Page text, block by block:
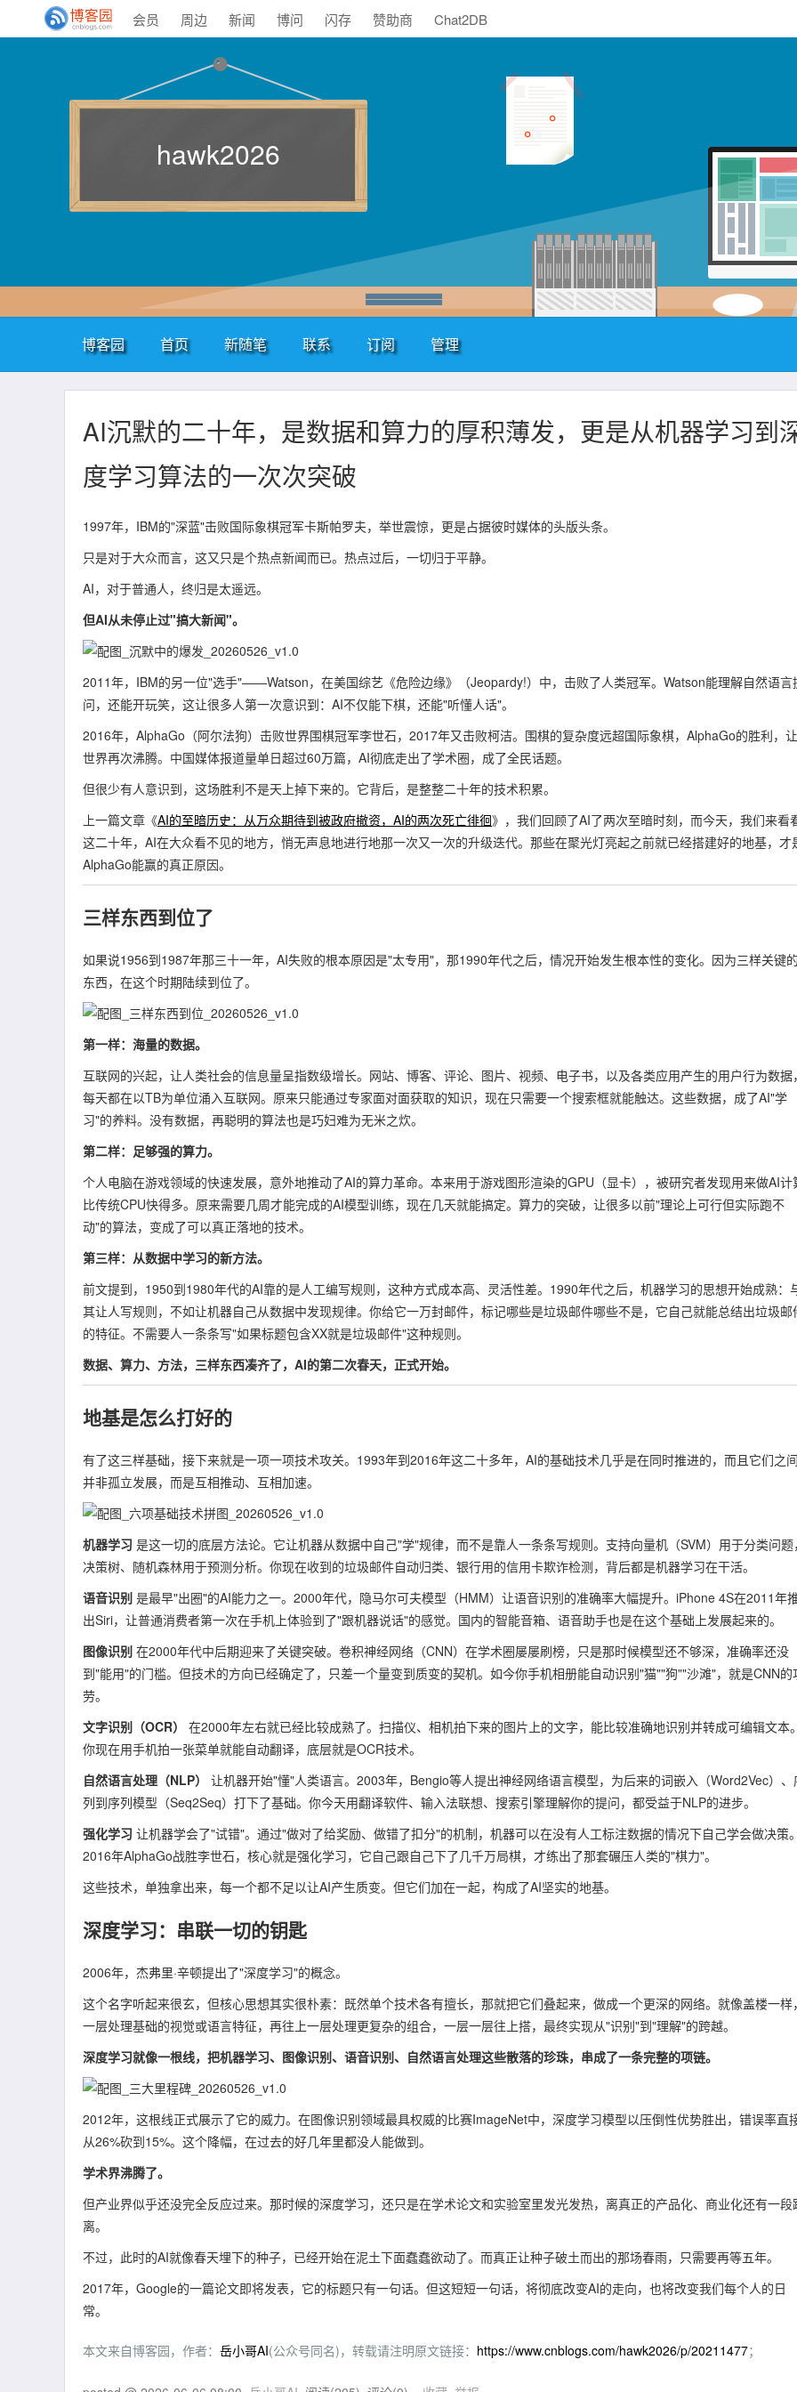
会员 周边 新闻 博问 闪存 赞助商 Chat2DB
hawk2026
博客园 首页 新随笔 联系 订阅 管理
AI沉默的二十年，是数据和算力的厚积薄发，更是从机器学习到
度学习算法的一次次突破
1997年，IBM的"深蓝"击败国际象棋冠军卡斯帕罗夫，举世震惊，更是占据彼时媒体的头版头条。
只是对于大众而言，这又只是个热点新闻而已。热点过后，一切归于平静。
AI，对于普通人，终归是太遥远。
但AI从未停止过"搞大新闻"。
2011年，IBM的另一位"选手"——Watson，在美国综艺《危险边缘》（Jeopardy!）中，击败了人类冠军。Watson能理解自然语言
问，还能开玩笑，这让很多人第一次意识到：AI不仅能下棋，还能"听懂人话"。
2016年，AlphaGo（阿尔法狗）击败世界围棋冠军李世石，2017年又击败柯洁。围棋的复杂度远超国际象棋，AlphaGo的胜利，
世界再次沸腾。中国媒体报道量单日超过60万篇，AI彻底走出了学术圈，成了全民话题。
但很少有人意识到，这场胜利不是天上掉下来的。它背后，是整整二十年的技术积累。
上一篇文章《AI的至暗历史：从万众期待到被政府撤资，AI的两次死亡徘徊》，我们回顾了AI了两次至暗时刻，而今天，我们来看
这二十年，AI在大众看不见的地方，悄无声息地进行地那一次又一次的升级迭代。那些在聚光灯亮起之前就已经搭建好的地基，才
AlphaGo能赢的真正原因。
三样东西到位了
如果说1956到1987年那三十一年，AI失败的根本原因是"太专用"，那1990年代之后，情况开始发生根本性的变化。因为三样关键的
东西，在这个时期陆续到位了。
第一样：海量的数据。
互联网的兴起，让人类社会的信息量呈指数级增长。网站、博客、评论、图片、视频、电子书，以及各类应用产生的用户行为数据，
每天都在以TB为单位涌入互联网。原来只能通过专家面对面获取的知识，现在只需要一个搜索框就能触达。这些数据，成了AI"学
习"的养料。没有数据，再聪明的算法也是巧妇难为无米之炊。
第二样：足够强的算力。
个人电脑在游戏领域的快速发展，意外地推动了AI的算力革命。本来用于游戏图形渲染的GPU（显卡），被研究者发现用来做AI计
比传统CPU快得多。原来需要几周才能完成的AI模型训练，现在几天就能搞定。算力的突破，让很多以前"理论上可行但实际跑不
动"的算法，变成了可以真正落地的技术。
第三样：从数据中学习的新方法。
前文提到，1950到1980年代的AI靠的是人工编写规则，这种方式成本高、灵活性差。1990年代之后，机器学习的思想开始成熟：
其让人写规则，不如让机器自己从数据中发现规律。你给它一万封邮件，标记哪些是垃圾邮件哪些不是，它自己就能总结出垃圾邮
的特征。不需要人一条条写"如果标题包含XX就是垃圾邮件"这种规则。
数据、算力、方法，三样东西凑齐了，AI的第二次春天，正式开始。
地基是怎么打好的
有了这三样基础，接下来就是一项一项技术攻关。1993年到2016年这二十多年，AI的基础技术几乎是在同时推进的，而且它们之间
并非孤立发展，而是互相推动、互相加速。
机器学习 是这一切的底层方法论。它让机器从数据中自己"学"规律，而不是靠人一条条写规则。支持向量机（SVM）用于分类问题，
决策树、随机森林用于预测分析。你现在收到的垃圾邮件自动归类、银行用的信用卡欺诈检测，背后都是机器学习在干活。
语音识别 是最早"出圈"的AI能力之一。2000年代，隐马尔可夫模型（HMM）让语音识别的准确率大幅提升。iPhone 4S在2011年
出Siri，让普通消费者第一次在手机上体验到了"跟机器说话"的感觉。国内的智能音箱、语音助手也是在这个基础上发展起来的。
图像识别 在2000年代中后期迎来了关键突破。卷积神经网络（CNN）在学术圈屡屡刷榜，只是那时候模型还不够深，准确率还没
到"能用"的门槛。但技术的方向已经确定了，只差一个量变到质变的契机。如今你手机相册能自动识别"猫""狗""沙滩"，就是CNN的
劳。
文字识别（OCR）
在2000年左右就已经比较成熟了。扫描仪、相机拍下来的图片上的文字，能比较准确地识别并转成可编辑文本。
你现在用手机拍一张菜单就能自动翻译，底层就是OCR技术。
自然语言处理（NLP）
让机器开始"懂"人类语言。2003年，Bengio等人提出神经网络语言模型，为后来的词嵌入（Word2Vec）、
列到序列模型（Seq2Seq）打下了基础。你今天用翻译软件、输入法联想、搜索引擎理解你的提问，都受益于NLP的进步。
强化学习 让机器学会了"试错"。通过"做对了给奖励、做错了扣分"的机制，机器可以在没有人工标注数据的情况下自己学会做决策。
2016年AlphaGo战胜李世石，核心就是强化学习，它自己跟自己下了几千万局棋，才练出了那套碾压人类的"棋力"。
这些技术，单独拿出来，每一个都不足以让AI产生质变。但它们加在一起，构成了AI坚实的地基。
深度学习：串联一切的钥匙
2006年，杰弗里·辛顿提出了"深度学习"的概念。
这个名字听起来很玄，但核心思想其实很朴素：既然单个技术各有擅长，那就把它们叠起来，做成一个更深的网络。就像盖楼一样，
一层处理基础的视觉或语言特征，再往上一层处理更复杂的组合，一层一层往上搭，最终实现从"识别"到"理解"的跨越。
深度学习就像一根线，把机器学习、图像识别、语音识别、自然语言处理这些散落的珍珠，串成了一条完整的项链。
2012年，这根线正式展示了它的威力。在图像识别领域最具权威的比赛ImageNet中，深度学习模型以压倒性优势胜出，错误率直
从26%砍到15%。这个降幅，在过去的好几年里都没人能做到。
学术界沸腾了。
但产业界似乎还没完全反应过来。那时候的深度学习，还只是在学术论文和实验室里发光发热，离真正的产品化、商业化还有一段
离。
不过，此时的AI就像春天埋下的种子，已经开始在泥土下面蠢蠢欲动了。而真正让种子破土而出的那场春雨，只需要再等五年。
2017年，Google的一篇论文即将发表，它的标题只有一句话。但这短短一句话，将彻底改变AI的走向，也将改变我们每个人的日
常。
本文来自博客园，作者： 岳小哥AI(公众号同名)，转载请注明原文链接： https://www.cnblogs.com/hawk2026/p/20211477；